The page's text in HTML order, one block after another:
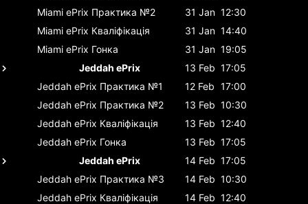
Miami ePrix Практика №2 31 Jan 12:30
Miami ePrix Кваліфікація 31 Jan 14:40
Miami ePrix Гонка 31 Jan 19:05
Jeddah ePrix
13 Feb 17:05
Jeddah ePrix Практика №1 12 Feb 17:00
Jeddah ePrix Практика №2 13 Feb 10:30
Jeddah ePrix Кваліфікація 13 Feb 12:40
Jeddah ePrix Гонка 13 Feb 17:05
Jeddah ePrix
14 Feb 17:05
Jeddah ePrix Практика №3 14 Feb 10:30
Jeddah ePrix Кваліфікація 14 Feb 12:40